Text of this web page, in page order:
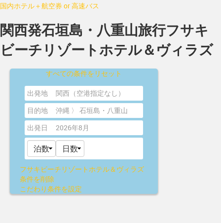
国内ホテル＋航空券 or 高速バス
関西発石垣島・八重山旅行フサキ
ビーチリゾートホテル＆ヴィラズ
すべての条件をリセット
出発地
関西（空港指定なし）
目的地
沖縄 〉 石垣島・八重山
出発日
2026年8月
フサキビーチリゾートホテル＆ヴィラズ
条件を削除
こだわり条件を設定